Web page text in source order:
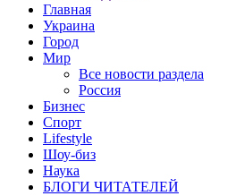
Главная
Украина
Город
Мир
Все новости раздела
Россия
Бизнес
Спорт
Lifestyle
Шоу-биз
Наука
БЛОГИ ЧИТАТЕЛЕЙ